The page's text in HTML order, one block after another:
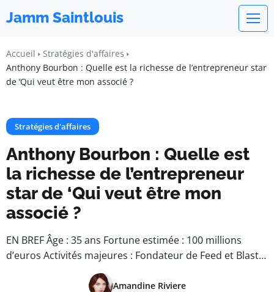
Jamm Saintlouis
Accueil
Stratégies d'affaires
Anthony Bourbon : Quelle est la richesse de l’entrepreneur star
de ‘Qui veut être mon associé ?
Stratégies d'affaires
Anthony Bourbon : Quelle est
la richesse de l’entrepreneur
star de ‘Qui veut être mon
associé ?
EN BREF Âge : 35 ans Fortune estimée : 100 millions
d’euros Activités majeures : Fondateur de Feed et Blast…
Amandine Riviere